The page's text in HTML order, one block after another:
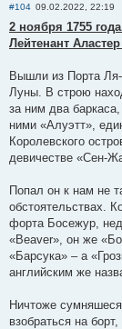
#104 09.02.2022, 22:19
2 ноября 1755
Лейтенант
Вышли из Порта
Луны. В строю
за ним два
ними «Алуэтт»,
Королевского
девичестве «Сен-
Попал он к нам не
обстоятельствах.
форта Босежур,
«Beaver», он же
«Барсука» – а
английским же
Ничтоже
взобраться на